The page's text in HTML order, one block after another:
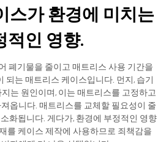
스가 환경에 미치는
적인 영향.
폐기물을 줄이고 매트리스 사용 기간을
되는 매트리스 케이스입니다. 먼지, 습기
는 원인이며, 이는 매트리스를 고정하고
옵니다. 매트리스를 교체할 필요성이 줄
화됩니다. 게다가, 환경에 부정적인 영향
를 케이스 제작에 사용하므로 죄책감을